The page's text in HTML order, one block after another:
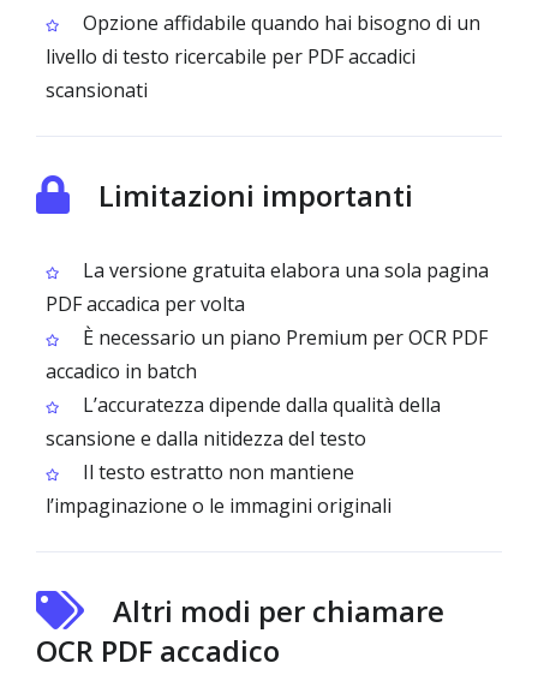
Opzione affidabile quando hai bisogno di un
livello di testo ricercabile per PDF accadici
scansionati
Limitazioni importanti
La versione gratuita elabora una sola pagina
PDF accadica per volta
È necessario un piano Premium per OCR PDF
accadico in batch
L’accuratezza dipende dalla qualità della
scansione e dalla nitidezza del testo
Il testo estratto non mantiene
l’impaginazione o le immagini originali
Altri modi per chiamare
OCR PDF accadico